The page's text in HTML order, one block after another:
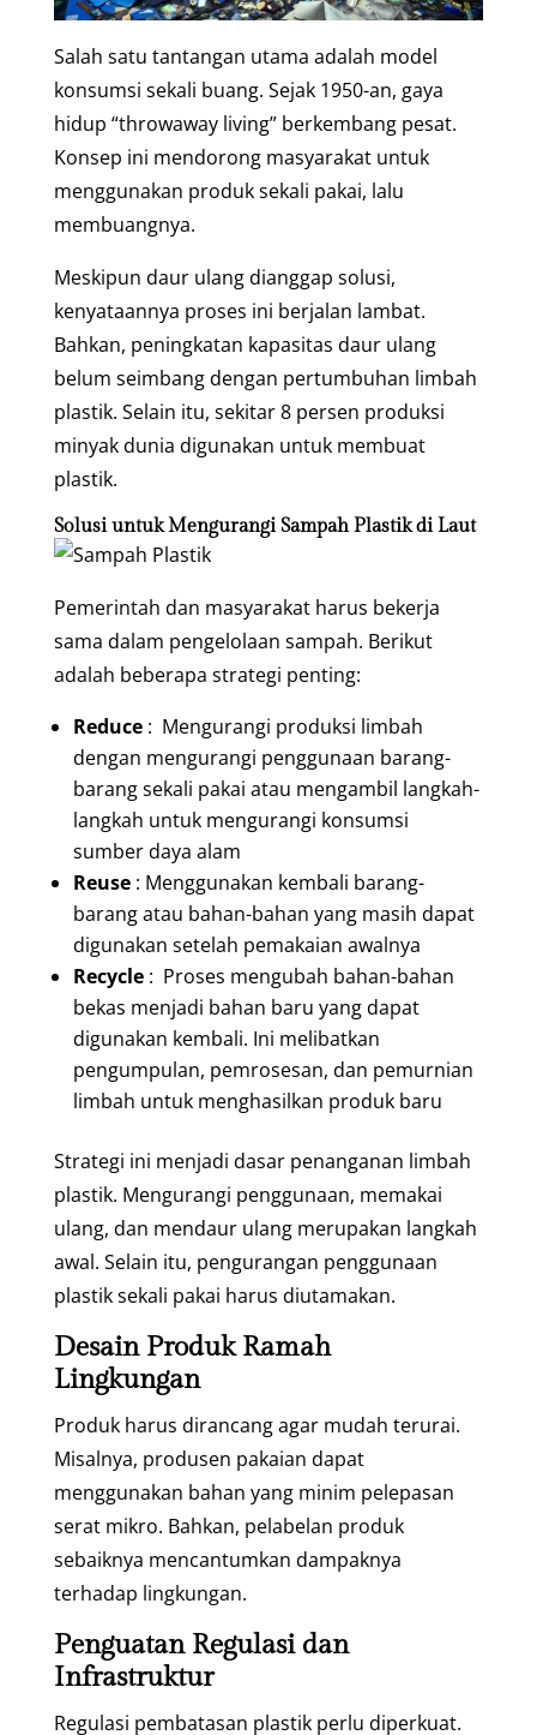
Salah satu tantangan utama adalah model
konsumsi sekali buang. Sejak 1950-an, gaya
hidup “throwaway living” berkembang pesat.
Konsep ini mendorong masyarakat untuk
menggunakan produk sekali pakai, lalu
membuangnya.
Meskipun daur ulang dianggap solusi,
kenyataannya proses ini berjalan lambat.
Bahkan, peningkatan kapasitas daur ulang
belum seimbang dengan pertumbuhan limbah
plastik. Selain itu, sekitar 8 persen produksi
minyak dunia digunakan untuk membuat
plastik.
Solusi untuk Mengurangi Sampah Plastik di Laut
Pemerintah dan masyarakat harus bekerja
sama dalam pengelolaan sampah. Berikut
adalah beberapa strategi penting:
Reduce: Mengurangi produksi limbah
dengan mengurangi penggunaan barang-
barang sekali pakai atau mengambil langkah-
langkah untuk mengurangi konsumsi
sumber daya alam
Reuse: Menggunakan kembali barang-
barang atau bahan-bahan yang masih dapat
digunakan setelah pemakaian awalnya
Recycle: Proses mengubah bahan-bahan
bekas menjadi bahan baru yang dapat
digunakan kembali. Ini melibatkan
pengumpulan, pemrosesan, dan pemurnian
limbah untuk menghasilkan produk baru
Strategi ini menjadi dasar penanganan limbah
plastik. Mengurangi penggunaan, memakai
ulang, dan mendaur ulang merupakan langkah
awal. Selain itu, pengurangan penggunaan
plastik sekali pakai harus diutamakan.
Desain Produk Ramah
Lingkungan
Produk harus dirancang agar mudah terurai.
Misalnya, produsen pakaian dapat
menggunakan bahan yang minim pelepasan
serat mikro. Bahkan, pelabelan produk
sebaiknya mencantumkan dampaknya
terhadap lingkungan.
Penguatan Regulasi dan
Infrastruktur
Regulasi pembatasan plastik perlu diperkuat.